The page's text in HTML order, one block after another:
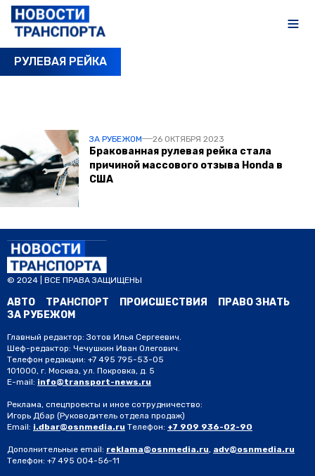
РУЛЕВАЯ РЕЙКА
ЗА РУБЕЖОМ 26 ОКТЯБРЯ 2023
Бракованная рулевая рейка стала
причиной массового отзыва Honda в
США
© 2024 | ВСЕ ПРАВА ЗАЩИЩЕНЫ
АВТО ТРАНСПОРТ ПРОИСШЕСТВИЯ
ПРАВО ЗНАТЬ
ЗА РУБЕЖОМ
Главный редактор: Зотов Илья Сергеевич.
Шеф-редактор: Чечушкин Иван Олегович.
Телефон редакции: +7 495 795-53-05
101000, г. Москва, ул. Покровка, д. 5
E-mail: info@transport-news.ru
Реклама, спецпроекты и иное сотрудничество:
Игорь Дбар (Руководитель отдела продаж)
Email: i.dbar@osnmedia.ru Телефон: +7 909 936-02-90
Дополнительные email: reklama@osnmedia.ru, adv@osnmedia.ru
Телефон: +7 495 004-56-11